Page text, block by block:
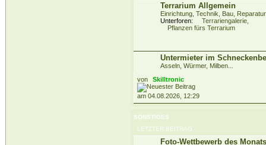
Terrarium Allgemein
Einrichtung, Technik, Bau, Reparatur
Unterforen:
Terrariengalerie,
Pflanzen fürs Terrarium
Untermieter im
Asseln, Würmer, Milben...
von
Skilltronic
am 04.08.2026, 12:29
SONSTIGES
LETZTER BEITRAG
Foto-Wettbewerb des Monats